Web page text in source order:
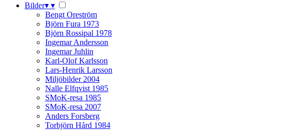
Bilder▾ ▾
Bengt Oreström
Björn Fura 1973
Björn Rossipal 1978
Ingemar Andersson
Ingemar Juhlin
Karl-Olof Karlsson
Lars-Henrik Larsson
Miljöbilder 2004
Nalle Elfqvist 1985
SMoK-resa 1985
SMoK-resa 2007
Anders Forsberg
Torbjörn Hård 1984